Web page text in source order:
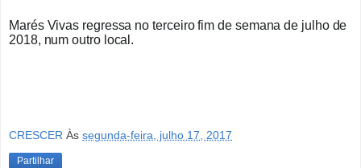
Marés Vivas regressa no terceiro fim de semana de julho de
2018, num outro local.
CRESCER Às segunda-feira, julho 17, 2017
Partilhar